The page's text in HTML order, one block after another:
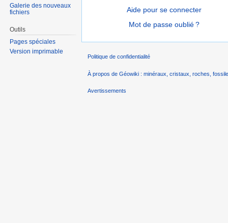
Aide pour se connecter
Mot de passe oublié ?
Galerie des nouveaux
fichiers
Outils
Pages spéciales
Version imprimable
Politique de confidentialité
À propos de Géowiki : minéraux, cristaux, roches,
Avertissements